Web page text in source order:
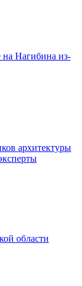
на Нагибина из-
архитектуры
области